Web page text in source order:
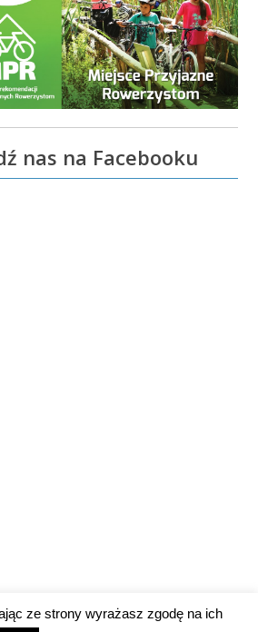
nas na Facebooku
ze strony wyrażasz zgodę na ich